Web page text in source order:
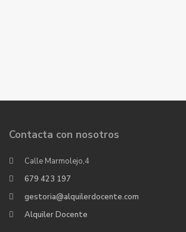
Contacta con nosotros
Calle Marmolejo,4
679 423 197
gestoria@alquilerdocente.com
Alquiler Docente